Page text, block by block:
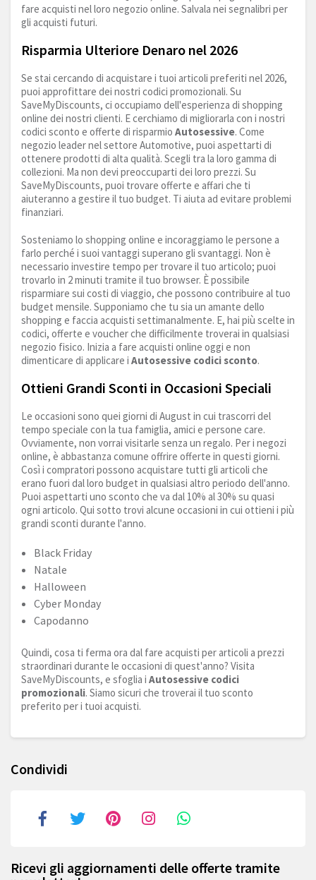
fare acquisti nel loro negozio online. Salvala nei segnalibri per
gli acquisti futuri.
Risparmia Ulteriore Denaro nel 2026
Se stai cercando di acquistare i tuoi articoli preferiti nel 2026,
puoi approfittare dei nostri codici promozionali. Su
SaveMyDiscounts, ci occupiamo dell'esperienza di shopping
online dei nostri clienti. E cerchiamo di migliorarla con i nostri
codici sconto e offerte di risparmio Autosessive. Come
negozio leader nel settore Automotive, puoi aspettarti di
ottenere prodotti di alta qualità. Scegli tra la loro gamma di
collezioni. Ma non devi preoccuparti dei loro prezzi. Su
SaveMyDiscounts, puoi trovare offerte e affari che ti
aiuteranno a gestire il tuo budget. Ti aiuta ad evitare problemi
finanziari.
Sosteniamo lo shopping online e incoraggiamo le persone a
farlo perché i suoi vantaggi superano gli svantaggi. Non è
necessario investire tempo per trovare il tuo articolo; puoi
trovarlo in 2 minuti tramite il tuo browser. È possibile
risparmiare sui costi di viaggio, che possono contribuire al tuo
budget mensile. Supponiamo che tu sia un amante dello
shopping e faccia acquisti settimanalmente. E, hai più scelte in
codici, offerte e voucher che difficilmente troverai in qualsiasi
negozio fisico. Inizia a fare acquisti online oggi e non
dimenticare di applicare i Autosessive codici sconto.
Ottieni Grandi Sconti in Occasioni Speciali
Le occasioni sono quei giorni di August in cui trascorri del
tempo speciale con la tua famiglia, amici e persone care.
Ovviamente, non vorrai visitarle senza un regalo. Per i negozi
online, è abbastanza comune offrire offerte in questi giorni.
Così i compratori possono acquistare tutti gli articoli che
erano fuori dal loro budget in qualsiasi altro periodo dell'anno.
Puoi aspettarti uno sconto che va dal 10% al 30% su quasi
ogni articolo. Qui sotto trovi alcune occasioni in cui ottieni i più
grandi sconti durante l'anno.
Black Friday
Natale
Halloween
Cyber Monday
Capodanno
Quindi, cosa ti ferma ora dal fare acquisti per articoli a prezzi
straordinari durante le occasioni di quest'anno? Visita
SaveMyDiscounts, e sfoglia i Autosessive codici
promozionali. Siamo sicuri che troverai il tuo sconto
preferito per i tuoi acquisti.
Condividi
Ricevi gli aggiornamenti delle offerte tramite